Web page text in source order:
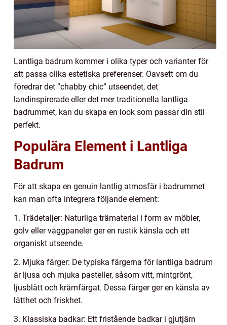
Lantliga badrum kommer i olika typer och varianter för
att passa olika estetiska preferenser. Oavsett om du
föredrar det ”chabby chic” utseendet, det
landinspirerade eller det mer traditionella lantliga
badrummet, kan du skapa en look som passar din stil
perfekt.
Populära Element i Lantliga
Badrum
För att skapa en genuin lantlig atmosfär i badrummet
kan man ofta integrera följande element:
1. Trädetaljer: Naturliga trämaterial i form av möbler,
golv eller väggpaneler ger en rustik känsla och ett
organiskt utseende.
2. Mjuka färger: De typiska färgerna för lantliga badrum
är ljusa och mjuka pasteller, såsom vitt, mintgrönt,
ljusblått och krämfärgat. Dessa färger ger en känsla av
lätthet och friskhet.
3. Klassiska badkar: Ett fristående badkar i gjutjärn